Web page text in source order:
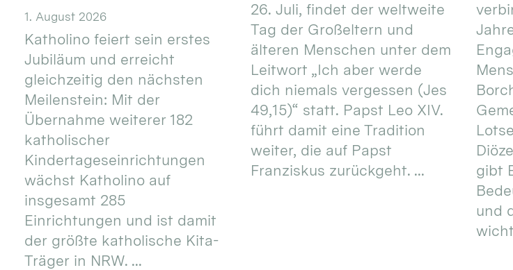
1. August 2026
Katholino feiert sein erstes
Jubiläum und erreicht
gleichzeitig den nächsten
Meilenstein: Mit der
Übernahme weiterer 182
katholischer
Kindertageseinrichtungen
wächst Katholino auf
insgesamt 285
Einrichtungen und ist damit
der größte katholische Kita-
Träger in NRW. ...
26. Juli, findet der weltweite
Tag der Großeltern und
älteren Menschen unter dem
Leitwort „Ich aber werde
dich niemals vergessen (Jes
49,15)“ statt. Papst Leo XIV.
führt damit eine Tradition
weiter, die auf Papst
Franziskus zurückgeht. ...
gibt
und